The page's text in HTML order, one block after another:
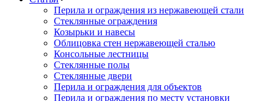
Перила и ограждения из нержавеющей стали
Стеклянные ограждения
Козырьки и навесы
Облицовка стен нержавеющей сталью
Консольные лестницы
Стеклянные полы
Стеклянные двери
Перила и ограждения для объектов
Перила и ограждения по месту установки